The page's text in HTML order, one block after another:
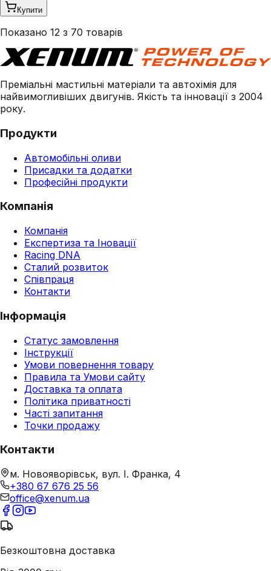
Купити
Показано 12 з 70 товарів
Преміальні мастильні матеріали та автохімія для
найвимогливіших двигунів. Якість та інновації з 2004
року.
Продукти
Автомобільні оливи
Присадки та додатки
Професійні продукти
Компанія
Компанія
Експертиза та Іновації
Racing DNA
Сталий розвиток
Співпраця
Контакти
Інформація
Статус замовлення
Інструкції
Умови повернення товару
Правила та Умови сайту
Доставка та оплата
Політика приватності
Часті запитання
Точки продажу
Контакти
м. Новояворівськ, вул. І. Франка, 4
+380 67 676 25 56
office@xenum.ua
Безкоштовна доставка